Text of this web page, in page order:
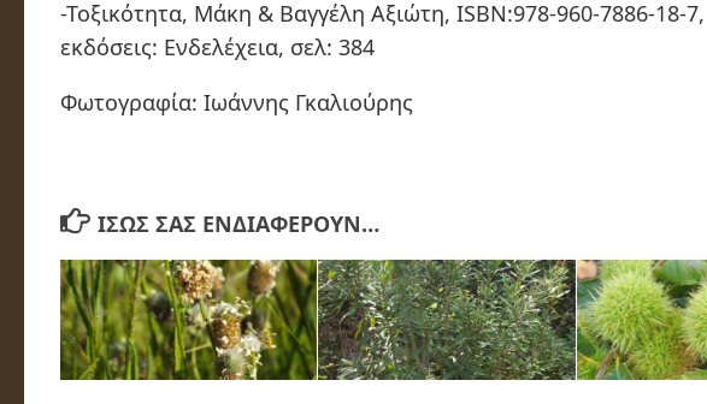
-Τοξικότητα, Μάκη & Βαγγέλη Αξιώτη, ISBN:978-960-7886-18-7,
εκδόσεις: Ενδελέχεια, σελ: 384
Φωτογραφία: Ιωάννης Γκαλιούρης
ΊΣΩΣ ΣΑΣ ΕΝΔΙΑΦΈΡΟΥΝ…